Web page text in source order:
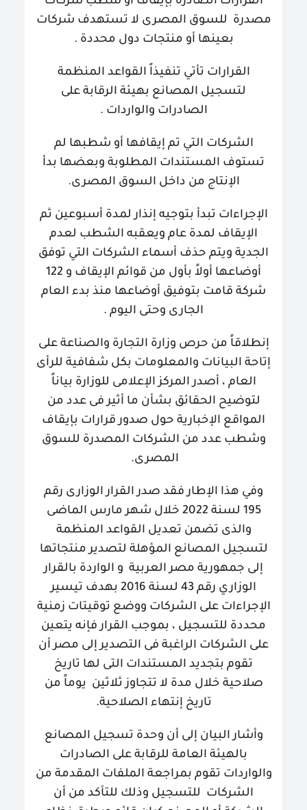
مصدرة للسوق المصرى لا تستهدف شركات
بعينها أو منتجات دول محددة .
القرارات تأتي تنفيذاً القواعد المنظمة
لتسجيل المصانع بهيئة الرقابة على
الصادرات والواردات .
الشركات التي تم إيقافها أو شطبها لم
تستوف المستندات المطلوبة وبعضها بدأ
الإنتاج من داخل السوق المصرى.
الإجراءات تبدأ بتوجيه إنذار لمدة أسبوعين ثم
الإيقاف لمدة عام ويعقبه الشطب لعدم
الجدية ويتم حذف أسماء الشركات التي توفق
أوضاعها أولاً بأول من قوائم الإيقاف و 122
شركة قامت بتوفيق أوضاعها منذ بدء العام
الجارى وحتى اليوم .
إنطلاقاً من حرص وزارة التجارة والصناعة على
إتاحة البيانات والمعلومات بكل شفافية للرأى
العام ، أصدر المركز الإعلامى للوزارة بياناً
لتوضيح الحقائق بشأن ما أثير فى عدد من
المواقع الإخبارية حول صدور قرارات بإيقاف
وشطب عدد من الشركات المصدرة للسوق
المصرى.
وفي هذا الإطار فقد صدر القرار الوزارى رقم
195 لسنة 2022 خلال شهر مارس الماضى
والذى تضمن تعديل القواعد المنظمة
لتسجيل المصانع المؤهلة لتصدير منتجاتها
إلى جمهورية مصر العربية و الواردة بالقرار
الوزاري رقم 43 لسنة 2016 بهدف تيسير
الإجراءات على الشركات ووضع توقيتات زمنية
محددة للتسجيل ، بموجب القرار فإنه يتعين
على الشركات الراغبة فى التصدير إلى مصر أن
تقوم بتجديد المستندات التى لها تاريخ
صلاحية خلال مدة لا تتجاوز ثلاثين يوماً من
تاريخ إنتهاء الصلاحية.
وأشار البيان إلى أن وحدة تسجيل المصانع
بالهيئة العامة للرقابة على الصادرات
والواردات تقوم بمراجعة الملفات المقدمة من
الشركات للتسجيل وذلك للتأكد من أن